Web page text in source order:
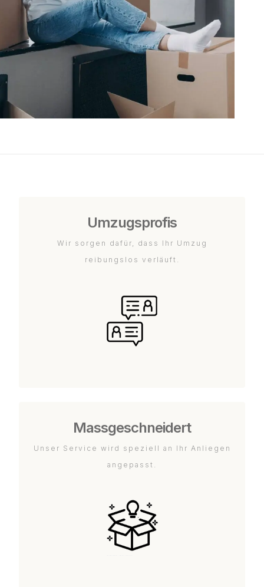
Umzugsprofis
Wir sorgen dafür, dass Ihr Umzug
reibungslos verläuft.
Massgeschneidert
Unser Service wird speziell an Ihr Anliegen
angepasst.